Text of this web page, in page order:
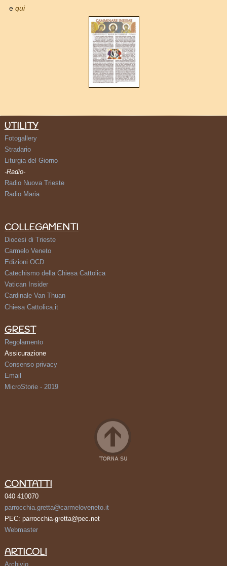
equi
UTILITY
Fotogallery
Stradario
Liturgia del Giorno
-Radio-
Radio Nuova Trieste
Radio Maria
COLLEGAMENTI
Diocesi di Trieste
Carmelo Veneto
Edizioni OCD
Catechismo della Chiesa Cattolica
Vatican Insider
Cardinale Van Thuan
Chiesa Cattolica.it
GREST
Regolamento
Assicurazione
Consenso privacy
Email
MicroStorie - 2019
CONTATTI
040 410070
parrocchia.gretta@carmeloveneto.it
PEC: parrocchia-gretta@pec.net
Webmaster
ARTICOLI
Archivio